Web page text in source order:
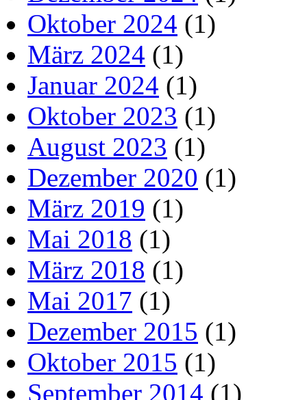
Oktober 2024 (1)
März 2024 (1)
Januar 2024 (1)
Oktober 2023 (1)
August 2023 (1)
Dezember 2020 (1)
März 2019 (1)
Mai 2018 (1)
März 2018 (1)
Mai 2017 (1)
Dezember 2015 (1)
Oktober 2015 (1)
September 2014 (1)